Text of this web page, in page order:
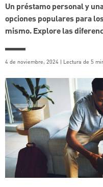
Un préstamo personal y
opciones populares para
mismo. Explore las
4 de noviembre, 2024 | Lectura de 5